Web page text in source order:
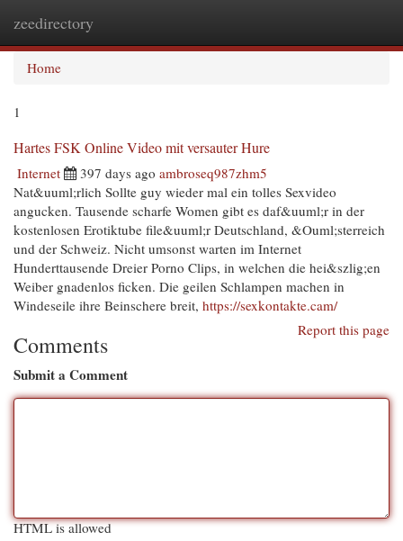
zeedirectory
Home
1
Hartes FSK Online Video mit versauter Hure
Internet 397 days ago ambroseq987zhm5
Nat&uuml;rlich Sollte guy wieder mal ein tolles Sexvideo
angucken. Tausende scharfe Women gibt es daf&uuml;r in der
kostenlosen Erotiktube file&uuml;r Deutschland, &Ouml;sterreich
und der Schweiz. Nicht umsonst warten im Internet
Hunderttausende Dreier Porno Clips, in welchen die hei&szlig;en
Weiber gnadenlos ficken. Die geilen Schlampen machen in
Windeseile ihre Beinschere breit, https://sexkontakte.cam/
Report this page
Comments
Submit a Comment
HTML is allowed